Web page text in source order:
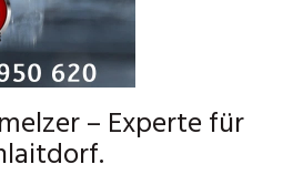
– Experte für